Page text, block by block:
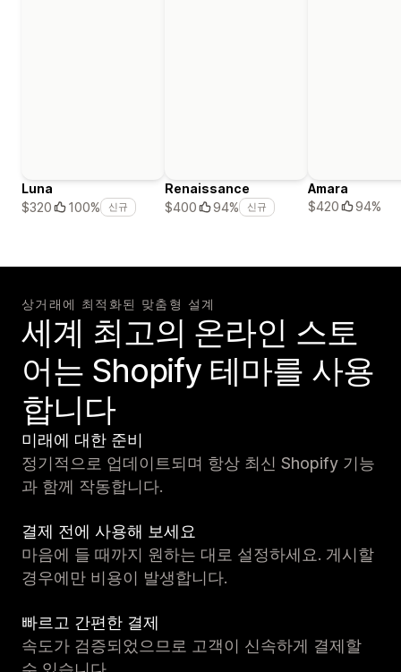
Luna
$320
100% 신규
Renaissance
$400
94% 신규
Amara
$420
94%
상거래에 최적화된 맞춤형 설계
세계 최고의 온라인 스토
어는 Shopify 테마를 사용
합니다
미래에 대한 준비
정기적으로 업데이트되며 항상 최신 Shopify 기능
과 함께 작동합니다.
결제 전에 사용해 보세요
마음에 들 때까지 원하는 대로 설정하세요. 게시할
경우에만 비용이 발생합니다.
빠르고 간편한 결제
속도가 검증되었으므로 고객이 신속하게 결제할